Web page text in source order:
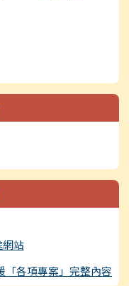
站
「各項專案」完整內容